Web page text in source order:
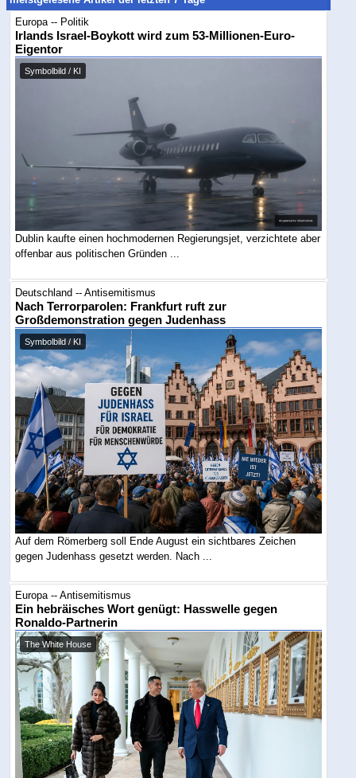
Europa -- Politik
Irlands Israel-Boykott wird zum 53-Millionen-Euro-
Eigentor
Symbolbild / KI
Dublin kaufte einen hochmodernen Regierungsjet, verzichtete aber
offenbar aus politischen Gründen ...
Deutschland -- Antisemitismus
Nach Terrorparolen: Frankfurt ruft zur
Großdemonstration gegen Judenhass
Symbolbild / KI
Auf dem Römerberg soll Ende August ein sichtbares Zeichen
gegen Judenhass gesetzt werden. Nach ...
Europa -- Antisemitismus
Ein hebräisches Wort genügt: Hasswelle gegen
Ronaldo-Partnerin
The White House